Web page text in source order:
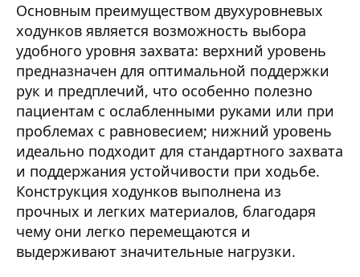
Основным преимуществом двухуровневых
ходунков является возможность выбора
удобного уровня захвата: верхний уровень
предназначен для оптимальной поддержки
рук и предплечий, что особенно полезно
пациентам с ослабленными руками или при
проблемах с равновесием; нижний уровень
идеально подходит для стандартного захвата
и поддержания устойчивости при ходьбе.
Конструкция ходунков выполнена из
прочных и легких материалов, благодаря
чему они легко перемещаются и
выдерживают значительные нагрузки.